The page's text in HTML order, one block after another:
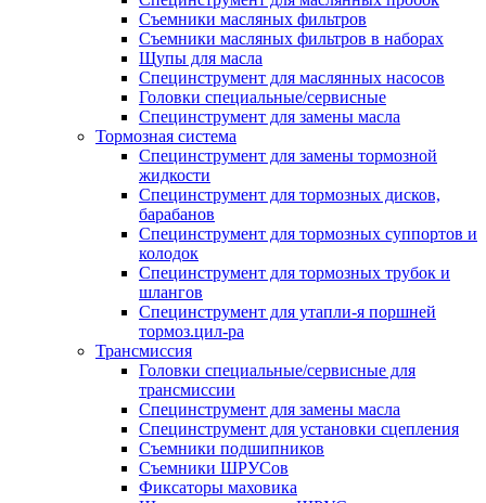
Съемники масляных фильтров
Съемники масляных фильтров в наборах
Щупы для масла
Специнструмент для маслянных насосов
Головки специальные/сервисные
Специнструмент для замены масла
Тормозная система
Специнструмент для замены тормозной
жидкости
Специнструмент для тормозных дисков,
барабанов
Специнструмент для тормозных суппортов и
колодок
Специнструмент для тормозных трубок и
шлангов
Специнструмент для утапли-я поршней
тормоз.цил-ра
Трансмиссия
Головки специальные/сервисные для
трансмиссии
Специнструмент для замены масла
Специнструмент для установки сцепления
Съемники подшипников
Съемники ШРУСов
Фиксаторы маховика